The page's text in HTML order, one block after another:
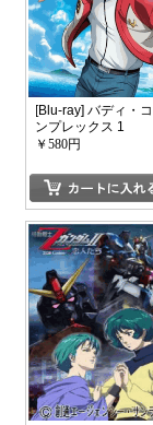
[Blu-ray] バディ・コ
ンプレックス 1
￥580円